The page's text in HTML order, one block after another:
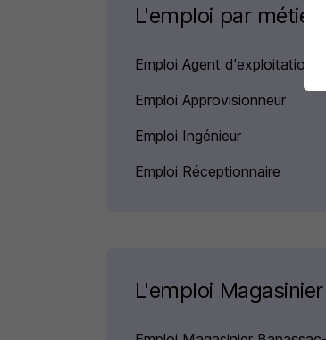
L'emploi par métier
Emploi Agent d'exploitation
Emploi Approvisionneur
Emploi Ingénieur
Emploi Réceptionnaire
L'emploi